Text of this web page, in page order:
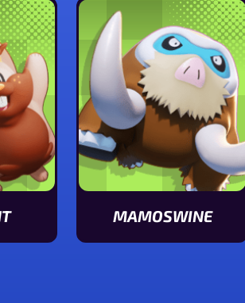
de Greedent
MAMOSWINE
Ver características de